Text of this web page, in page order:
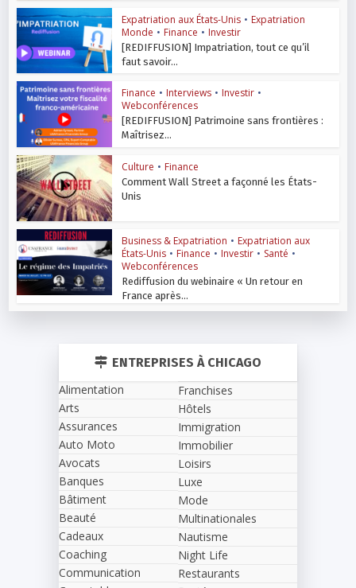
Expatriation aux États-Unis • Expatriation
Monde • Finance • Investir
[REDIFFUSION] Impatriation, tout ce qu’il
faut savoir...
Finance • Interviews • Investir •
Webconférences
[REDIFFUSION] Patrimoine sans frontières :
Maîtrisez...
Culture • Finance
Comment Wall Street a façonné les États-
Unis
Business & Expatriation • Expatriation aux
États-Unis • Finance • Investir • Santé •
Webconférences
Rediffusion du webinaire « Un retour en
France après...
ENTREPRISES À CHICAGO
Alimentation
Arts
Assurances
Auto Moto
Avocats
Banques
Bâtiment
Beauté
Cadeaux
Coaching
Communication
Franchises
Hôtels
Immigration
Immobilier
Loisirs
Luxe
Mode
Multinationales
Nautisme
Night Life
Restaurants